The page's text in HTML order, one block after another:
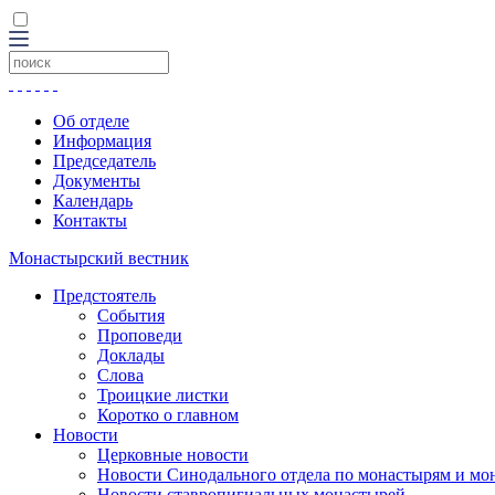
Об отделе
Информация
Председатель
Документы
Календарь
Контакты
Монастырский вестник
Предстоятель
События
Проповеди
Доклады
Слова
Троицкие листки
Коротко о главном
Новости
Церковные новости
Новости Синодального отдела по монастырям и